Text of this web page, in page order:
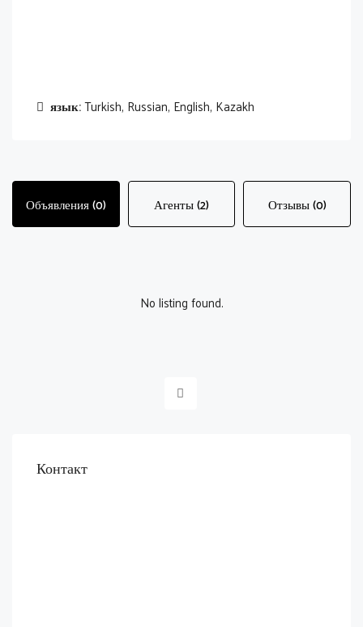
язык:Turkish, Russian, English, Kazakh
Объявления (0) Агенты (2) Отзывы (0)
No listing found.
Контакт